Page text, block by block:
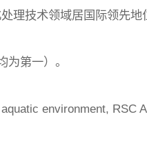
理技术领域居国际领先地
第一）。
environment, RSC